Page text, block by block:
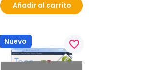
Añadir al carrito
Nuevo favorite_border